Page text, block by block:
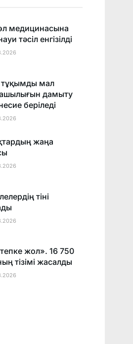
медицинасына
тәсіл енгізілді
мал
дамыту
беріледі
жаңа
тіні
жол». 16 750
тізімі жасалды